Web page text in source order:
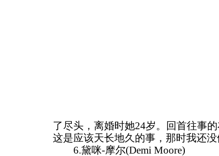
了尽头，离婚时她24岁。回首往事
这是应该天长地久的事，那时我还
6.黛咪-摩尔(Demi Moore)